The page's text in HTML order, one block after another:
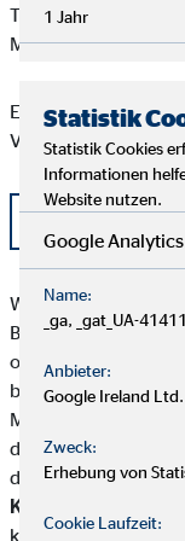
Tel: +49 26 4187-
Mail:stadt@bad-
Eine aktuelle
Vermögensberatung
Wolfgang Schröck
Beteiligungen von
oder am Kapital
besitzen
Mutterunternehmen
direkte oder
den Stimmrechten
Kundengelder /
keine Kundengelder
1 Jahr
Statistik
Statistik Cookies
Informationen
Website nutzen.
Google
Name:
_ga, _gat_UA-
Anbieter:
Google Ireland Ltd.
Zweck:
Erhebung von
Cookie Laufzeit: